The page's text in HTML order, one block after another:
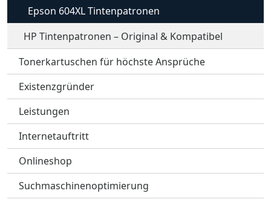
Epson 604XL Tintenpatronen
HP Tintenpatronen – Original & Kompatibel
Tonerkartuschen für höchste Ansprüche
Existenzgründer
Leistungen
Internetauftritt
Onlineshop
Suchmaschinenoptimierung